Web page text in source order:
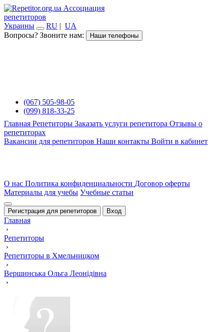
Ассоциация
репетиторов
Украины
RU | UA
Вопросы? Звоните нам:
Наши телефоны
(067) 505-98-05
(099) 818-33-25
Главная Репетиторы Заказать услуги репетитора Отзывы о
репетиторах
Вакансии для репетиторов Наши контакты Войти в кабинет
О нас Политика конфиденциальности Договор оферты
Материалы для учебы Учебные статьи
Регистрация для репетиторов Вход
Главная
›
Репетиторы
›
Репетиторы в Хмельницком
›
Вершинська Ольга Леонідівна
›